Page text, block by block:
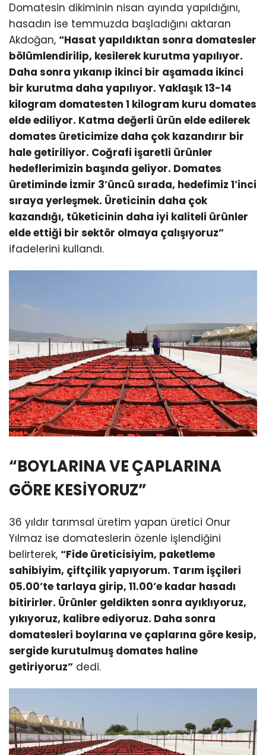
Domatesin dikiminin nisan ayında yapıldığını,
hasadın ise temmuzda başladığını aktaran
Akdoğan, “Hasat yapıldıktan sonra domatesler
bölümlendirilip, kesilerek kurutma yapılıyor.
Daha sonra yıkanıp ikinci bir aşamada ikinci
bir kurutma daha yapılıyor. Yaklaşık 13-14
kilogram domatesten 1 kilogram kuru domates
elde ediliyor. Katma değerli ürün elde edilerek
domates üreticimize daha çok kazandırır bir
hale getiriliyor. Coğrafi işaretli ürünler
hedeflerimizin başında geliyor. Domates
üretiminde İzmir 3’üncü sırada, hedefimiz 1’inci
sıraya yerleşmek. Üreticinin daha çok
kazandığı, tüketicinin daha iyi kaliteli ürünler
elde ettiği bir sektör olmaya çalışıyoruz”
ifadelerini kullandı.
“BOYLARINA VE ÇAPLARINA
GÖRE KESİYORUZ”
36 yıldır tarımsal üretim yapan üretici Onur
Yılmaz ise domateslerin özenle işlendiğini
belirterek, “Fide üreticisiyim, paketleme
sahibiyim, çiftçilik yapıyorum. Tarım işçileri
05.00’te tarlaya girip, 11.00’e kadar hasadı
bitirirler. Ürünler geldikten sonra ayıklıyoruz,
yıkıyoruz, kalibre ediyoruz. Daha sonra
domatesleri boylarına ve çaplarına göre kesip,
sergide kurutulmuş domates haline
getiriyoruz” dedi.